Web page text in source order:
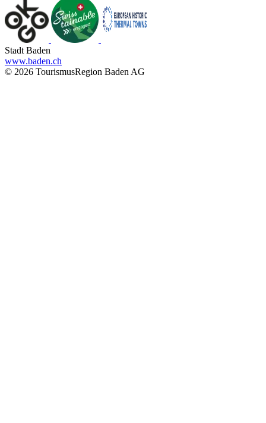
Stadt Baden
www.baden.ch
© 2026 TourismusRegion Baden AG